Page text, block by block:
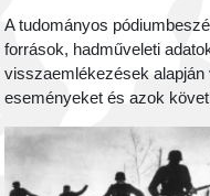
A tudományos
források, hadműveleti
visszaemlékezések
eseményeket és azok